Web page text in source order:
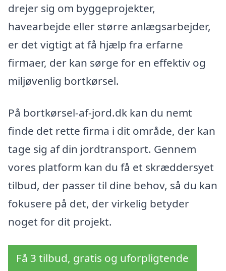
drejer sig om byggeprojekter,
havearbejde eller større anlægsarbejder,
er det vigtigt at få hjælp fra erfarne
firmaer, der kan sørge for en effektiv og
miljøvenlig bortkørsel.
På bortkørsel-af-jord.dk kan du nemt
finde det rette firma i dit område, der kan
tage sig af din jordtransport. Gennem
vores platform kan du få et skræddersyet
tilbud, der passer til dine behov, så du kan
fokusere på det, der virkelig betyder
noget for dit projekt.
Få 3 tilbud, gratis og uforpligtende